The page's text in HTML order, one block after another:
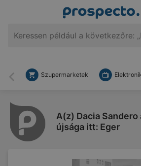
Vissza
Szupermarketek
A(z) Dacia
újsága itt: Eger